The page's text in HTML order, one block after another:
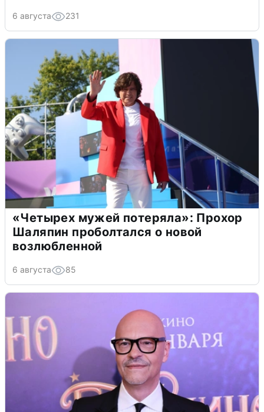
6 августа 231
«Четырех мужей потеряла»: Прохор
Шаляпин проболтался о новой
возлюбленной
6 августа 85